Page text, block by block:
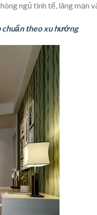
ngủ tinh tế, lãng mạn
chuẩn theo xu hướng